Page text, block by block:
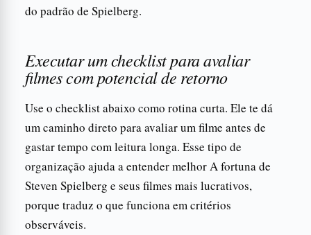
do padrão de Spielberg.
Executar um checklist para avaliar
filmes com potencial de retorno
Use o checklist abaixo como rotina curta. Ele te dá
um caminho direto para avaliar um filme antes de
gastar tempo com leitura longa. Esse tipo de
organização ajuda a entender melhor A fortuna de
Steven Spielberg e seus filmes mais lucrativos,
porque traduz o que funciona em critérios
observáveis.